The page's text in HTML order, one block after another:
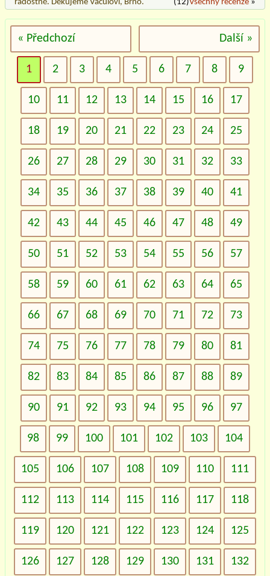
radostně. Děkujeme Vaculovi, Brno. (12)Všechny recenze »
« Předchozí Další »
1 2 3 4 5 6 7 8 9
10 11 12 13 14 15 16 17
18 19 20 21 22 23 24 25
26 27 28 29 30 31 32 33
34 35 36 37 38 39 40 41
42 43 44 45 46 47 48 49
50 51 52 53 54 55 56 57
58 59 60 61 62 63 64 65
66 67 68 69 70 71 72 73
74 75 76 77 78 79 80 81
82 83 84 85 86 87 88 89
90 91 92 93 94 95 96 97
98 99 100 101 102 103 104
105 106 107 108 109 110 111
112 113 114 115 116 117 118
119 120 121 122 123 124 125
126 127 128 129 130 131 132